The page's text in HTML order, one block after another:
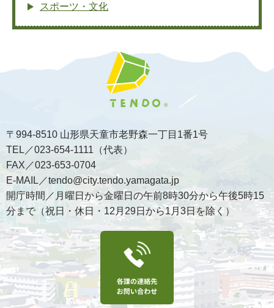
スポーツ・文化
〒994-8510 山形県天童市老野森一丁目1番1号
TEL／023-654-1111（代表）
FAX／023-653-0704
E-MAIL／tendo@city.tendo.yamagata.jp
開庁時間／月曜日から金曜日の午前8時30分から午後5時15
分まで（祝日・休日・12月29日から1月3日を除く）